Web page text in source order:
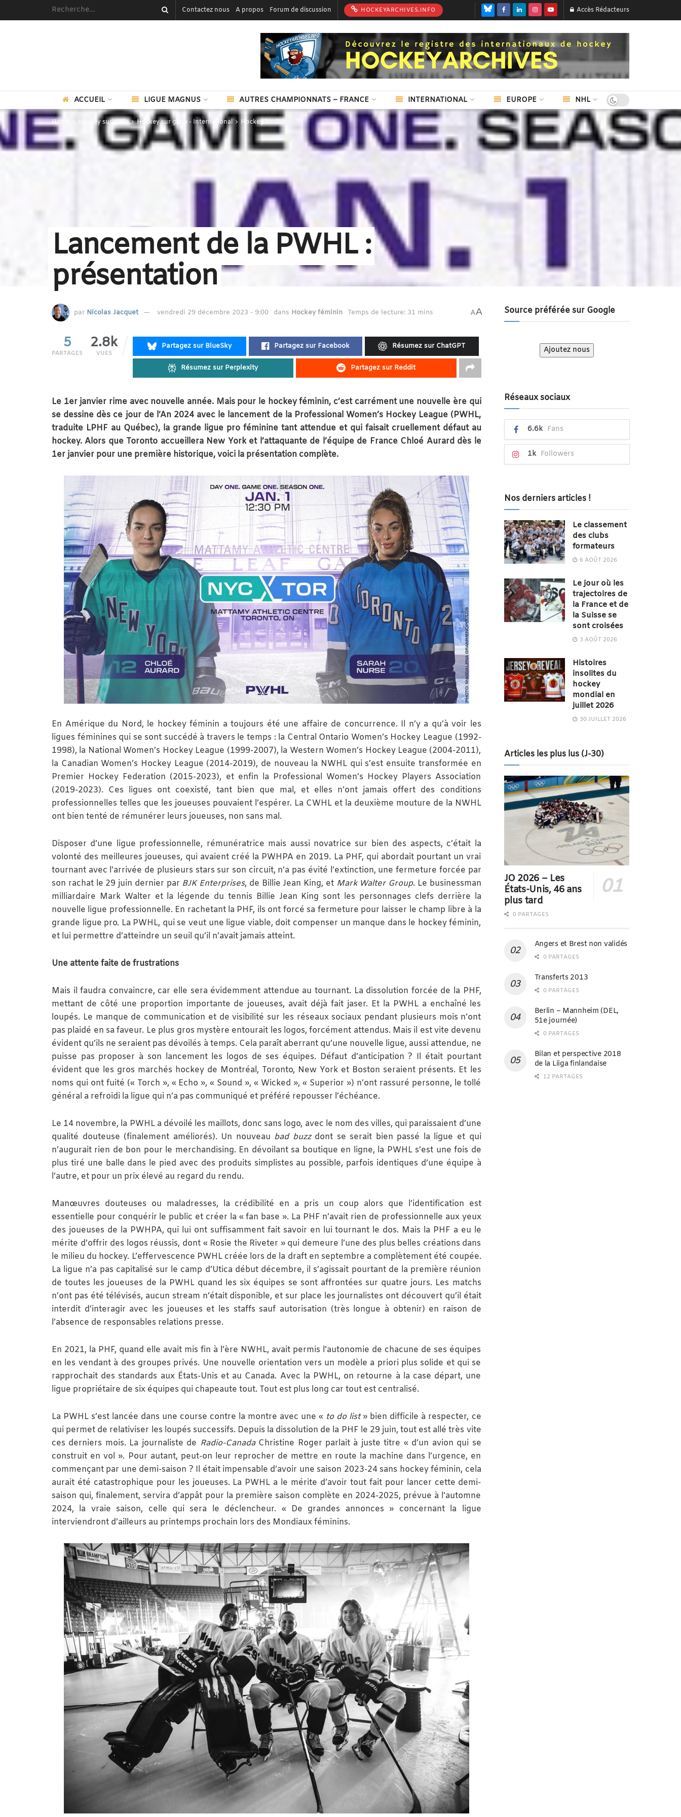
Contactez nous A propos Forum de discussion HOCKEYARCHIVES.INFO Accès Rédacteurs
ACCUEIL LIGUE MAGNUS AUTRES CHAMPIONNATS – FRANCE INTERNATIONAL EUROPE NHL
Home Hockey sur glace Hockey sur glace - International Hockey féminin
Lancement de la PWHL :
présentation
par Nicolas Jacquet vendredi 29 décembre 2023 - 9:00 dans Hockey féminin Temps de lecture: 31 mins AA
5
PARTAGES
2.8k
VUES
Partagez sur BlueSky Partagez sur Facebook Résumez sur ChatGPT
Résumez sur Perplexity Partagez sur Reddit
Le 1er janvier rime avec nouvelle année. Mais pour le hockey féminin, c’est carrément une nouvelle ère qui
se dessine dès ce jour de l’An 2024 avec le lancement de la Professional Women’s Hockey League (PWHL,
traduite LPHF au Québec), la grande ligue pro féminine tant attendue et qui faisait cruellement défaut au
hockey. Alors que Toronto accueillera New York et l’attaquante de l’équipe de France Chloé Aurard dès le
1er janvier pour une première historique, voici la présentation complète.
En Amérique du Nord, le hockey féminin a toujours été une affaire de concurrence. Il n’y a qu’à voir les
ligues féminines qui se sont succédé à travers le temps : la Central Ontario Women’s Hockey League (1992-
1998), la National Women’s Hockey League (1999-2007), la Western Women’s Hockey League (2004-2011),
la Canadian Women’s Hockey League (2014-2019), de nouveau la NWHL qui s’est ensuite transformée en
Premier Hockey Federation (2015-2023), et enfin la Professional Women’s Hockey Players Association
(2019-2023). Ces ligues ont coexisté, tant bien que mal, et elles n’ont jamais offert des conditions
professionnelles telles que les joueuses pouvaient l’espérer. La CWHL et la deuxième mouture de la NWHL
ont bien tenté de rémunérer leurs joueuses, non sans mal.
Disposer d’une ligue professionnelle, rémunératrice mais aussi novatrice sur bien des aspects, c’était la
volonté des meilleures joueuses, qui avaient créé la PWHPA en 2019. La PHF, qui abordait pourtant un vrai
tournant avec l’arrivée de plusieurs stars sur son circuit, n’a pas évité l’extinction, une fermeture forcée par
son rachat le 29 juin dernier par BJK Enterprises, de Billie Jean King, et Mark Walter Group. Le businessman
milliardaire Mark Walter et la légende du tennis Billie Jean King sont les personnages clefs derrière la
nouvelle ligue professionnelle. En rachetant la PHF, ils ont forcé sa fermeture pour laisser le champ libre à la
grande ligue pro. La PWHL, qui se veut une ligue viable, doit compenser un manque dans le hockey féminin,
et lui permettre d’atteindre un seuil qu’il n’avait jamais atteint.
Une attente faite de frustrations
Mais il faudra convaincre, car elle sera évidemment attendue au tournant. La dissolution forcée de la PHF,
mettant de côté une proportion importante de joueuses, avait déjà fait jaser. Et la PWHL a enchaîné les
loupés. Le manque de communication et de visibilité sur les réseaux sociaux pendant plusieurs mois n’ont
pas plaidé en sa faveur. Le plus gros mystère entourait les logos, forcément attendus. Mais il est vite devenu
évident qu’ils ne seraient pas dévoilés à temps. Cela paraît aberrant qu’une nouvelle ligue, aussi attendue, ne
puisse pas proposer à son lancement les logos de ses équipes. Défaut d’anticipation ? Il était pourtant
évident que les gros marchés hockey de Montréal, Toronto, New York et Boston seraient présents. Et les
noms qui ont fuité (« Torch », « Echo », « Sound », « Wicked », « Superior ») n’ont rassuré personne, le tollé
général a refroidi la ligue qui n’a pas communiqué et préféré repousser l’échéance.
Le 14 novembre, la PWHL a dévoilé les maillots, donc sans logo, avec le nom des villes, qui paraissaient d’une
qualité douteuse (finalement améliorés). Un nouveau bad buzzdont se serait bien passé la ligue et qui
n’augurait rien de bon pour le merchandising. En dévoilant sa boutique en ligne, la PWHL s’est une fois de
plus tiré une balle dans le pied avec des produits simplistes au possible, parfois identiques d’une équipe à
l’autre, et pour un prix élevé au regard du rendu.
Manœuvres douteuses ou maladresses, la crédibilité en a pris un coup alors que l’identification est
essentielle pour conquérir le public et créer la « fan base ». La PHF n’avait rien de professionnelle aux yeux
des joueuses de la PWHPA, qui lui ont suffisamment fait savoir en lui tournant le dos. Mais la PHF a eu le
mérite d’offrir des logos réussis, dont « Rosie the Riveter » qui demeure l’une des plus belles créations dans
le milieu du hockey. L’effervescence PWHL créée lors de la draft en septembre a complètement été coupée.
La ligue n’a pas capitalisé sur le camp d’Utica début décembre, il s’agissait pourtant de la première réunion
de toutes les joueuses de la PWHL quand les six équipes se sont affrontées sur quatre jours. Les matchs
n’ont pas été télévisés, aucun stream n’était disponible, et sur place les journalistes ont découvert qu’il était
interdit d’interagir avec les joueuses et les staffs sauf autorisation (très longue à obtenir) en raison de
l’absence de responsables relations presse.
En 2021, la PHF, quand elle avait mis fin à l’ère NWHL, avait permis l’autonomie de chacune de ses équipes
en les vendant à des groupes privés. Une nouvelle orientation vers un modèle a priori plus solide et qui se
rapprochait des standards aux États-Unis et au Canada. Avec la PWHL, on retourne à la case départ, une
ligue propriétaire de six équipes qui chapeaute tout. Tout est plus long car tout est centralisé.
La PWHL s’est lancée dans une course contre la montre avec une « to do list» bien difficile à respecter, ce
qui permet de relativiser les loupés successifs. Depuis la dissolution de la PHF le 29 juin, tout est allé très vite
ces derniers mois. La journaliste de Radio-CanadaChristine Roger parlait à juste titre « d’un avion qui se
construit en vol ». Pour autant, peut-on leur reprocher de mettre en route la machine dans l’urgence, en
commençant par une demi-saison ? Il était impensable d’avoir une saison 2023-24 sans hockey féminin, cela
aurait été catastrophique pour les joueuses. La PWHL a le mérite d’avoir tout fait pour lancer cette demi-
saison qui, finalement, servira d’appât pour la première saison complète en 2024-2025, prévue à l’automne
2024, la vraie saison, celle qui sera le déclencheur. « De grandes annonces » concernant la ligue
interviendront d’ailleurs au printemps prochain lors des Mondiaux féminins.
Source préférée sur Google
Ajoutez nous
Réseaux sociaux
6.6k Fans
1k Followers
Nos derniers articles !
Le classement
des clubs
formateurs
6 AOÛT 2026
Le jour où les
trajectoires de
la France et de
la Suisse se
sont croisées
3 AOÛT 2026
Histoires
insolites du
hockey
mondial en
juillet 2026
30 JUILLET 2026
Articles les plus lus (J-30)
JO 2026 – Les
États-Unis, 46 ans
plus tard
0 PARTAGES
Angers et Brest non validés
0 PARTAGES
Transferts 2013
0 PARTAGES
Berlin – Mannheim (DEL,
51e journée)
0 PARTAGES
Bilan et perspective 2018
de la Liiga finlandaise
12 PARTAGES